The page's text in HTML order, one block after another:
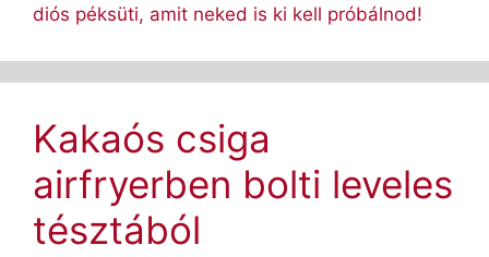
diós péksüti, amit neked is ki kell próbálnod!
Kakaós csiga
airfryerben bolti leveles
tésztából